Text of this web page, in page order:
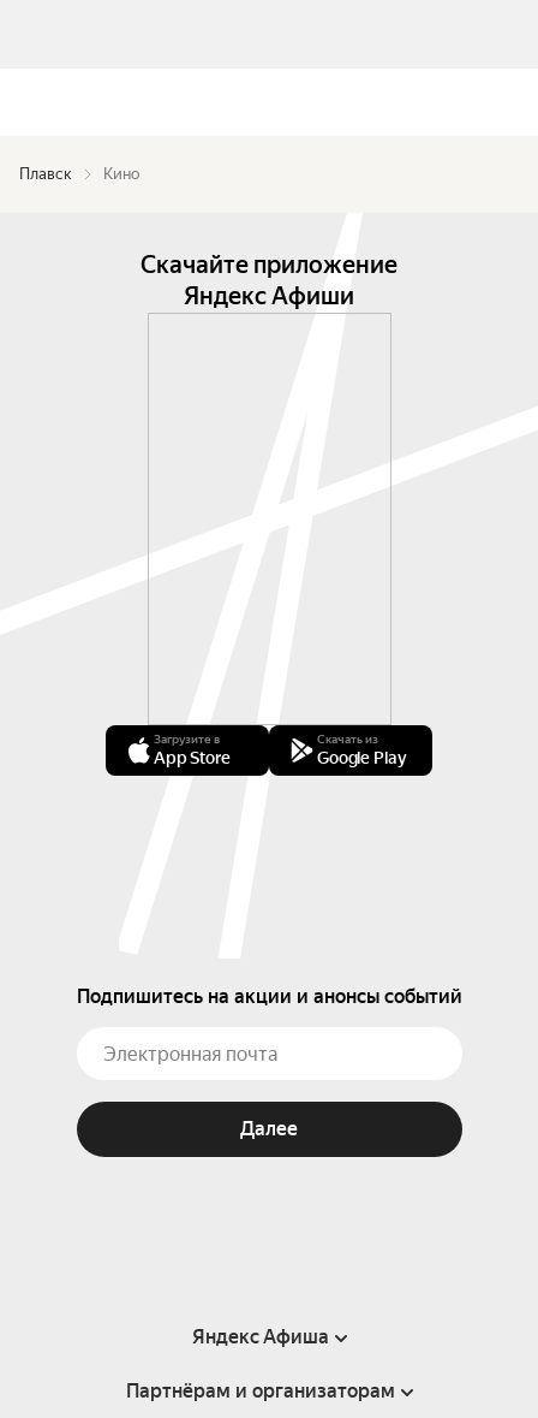
Плавск Кино
Скачайте приложение
Яндекс Афиши
Загрузите в
App Store
Скачать из
Google Play
Подпишитесь на акции и анонсы событий
Далее
Яндекс Афиша
Справка
Партнёрам и организаторам